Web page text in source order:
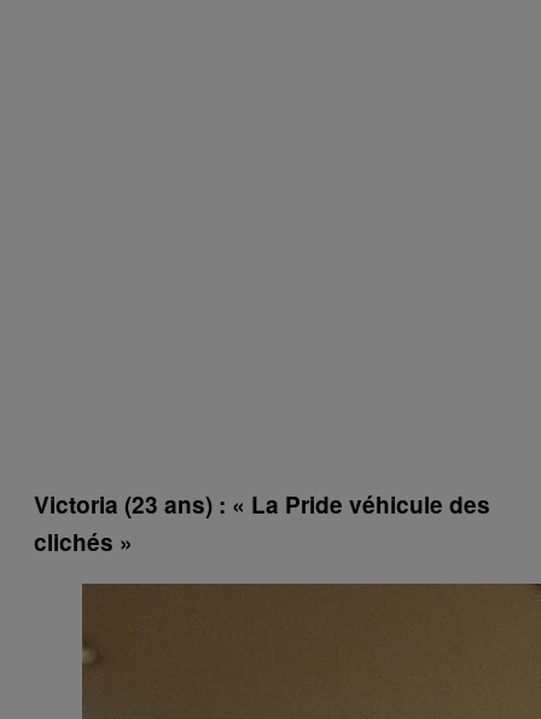
Victoria (23 ans) : « La Pride véhicule des
clichés »